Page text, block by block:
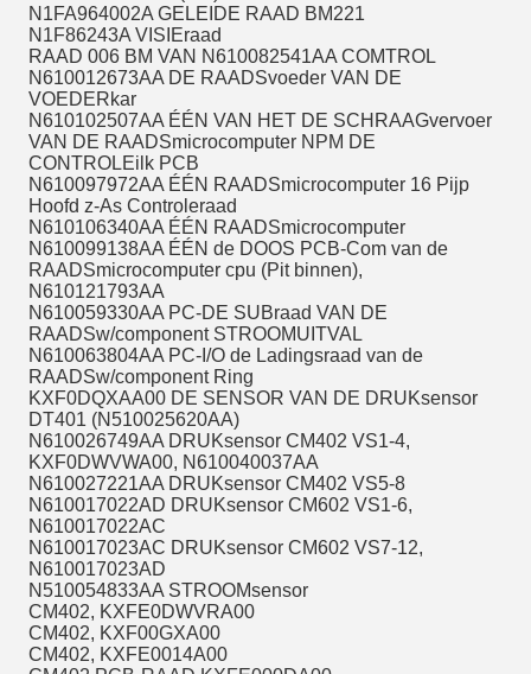
N1FA964002A GELEIDE RAAD BM221
N1F86243A VISIEraad
RAAD 006 BM VAN N610082541AA COMTROL
N610012673AA DE RAADSvoeder VAN DE
VOEDERkar
N610102507AA ÉÉN VAN HET DE SCHRAAGvervoer
VAN DE RAADSmicrocomputer NPM DE
CONTROLEilk PCB
N610097972AA ÉÉN RAADSmicrocomputer 16 Pijp
Hoofd z-As Controleraad
N610106340AA ÉÉN RAADSmicrocomputer
N610099138AA ÉÉN de DOOS PCB-Com van de
RAADSmicrocomputer cpu (Pit binnen),
N610121793AA
N610059330AA PC-DE SUBraad VAN DE
RAADSw/component STROOMUITVAL
N610063804AA PC-I/O de Ladingsraad van de
RAADSw/component Ring
KXF0DQXAA00 DE SENSOR VAN DE DRUKsensor
DT401 (N510025620AA)
N610026749AA DRUKsensor CM402 VS1-4,
KXF0DWVWA00, N610040037AA
N610027221AA DRUKsensor CM402 VS5-8
N610017022AD DRUKsensor CM602 VS1-6,
N610017022AC
N610017023AC DRUKsensor CM602 VS7-12,
N610017023AD
N510054833AA STROOMsensor
CM402, KXFE0DWVRA00
CM402, KXF00GXA00
CM402, KXFE0014A00